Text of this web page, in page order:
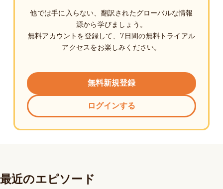
他では手に入らない、翻訳されたグローバルな情報
源から学びましょう。
無料アカウントを登録して、7日間の無料トライアル
アクセスをお楽しみください。
無料新規登録
ログインする
最近のエピソード